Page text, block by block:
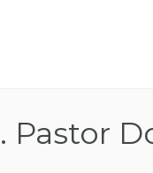
Pastor